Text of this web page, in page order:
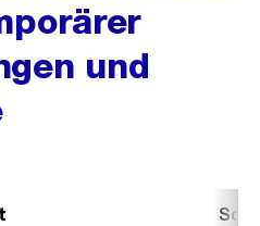
und